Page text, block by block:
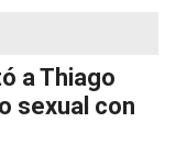
a Thiago
sexual con